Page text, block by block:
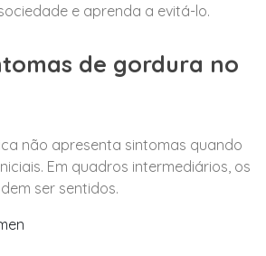
e aprenda a evitá-lo.
de gordura no
não apresenta sintomas quando
Em quadros intermediários, os
ser sentidos.